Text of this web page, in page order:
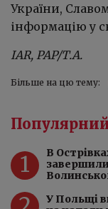
України,
інформацію у
IAR, PAP/Т.А.
Більше на цю тему:
1
️В
У Польщі